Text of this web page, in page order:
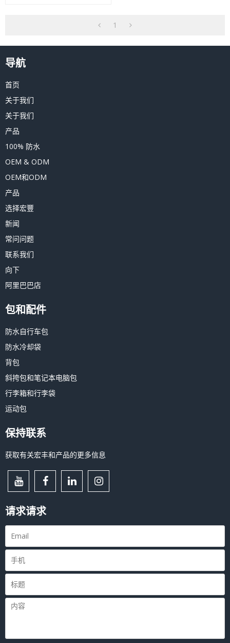
1
导航
首页
关于我们
关于我们
产品
100% 防水
OEM & ODM
OEM和ODM
产品
选择宏豐
新闻
常问问题
联系我们
向下
阿里巴巴店
包和配件
防水自行车包
防水冷却袋
背包
斜挎包和笔记本电脑包
行李箱和行李袋
运动包
保持联系
获取有关宏丰和产品的更多信息
请求请求